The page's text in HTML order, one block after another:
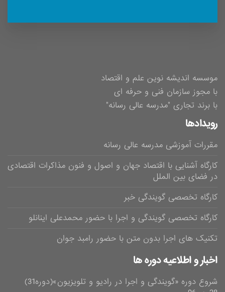
موسسه اندیشه نوین علم و اقتصاد
با مجوز سازمان فنی و حرفه ای
با برند تجاری "مدرسه عالی رسانه"
رویدادها
مقررات آموزشی مدرسه عالی رسانه
کارگاه آشنایی با اقتصاد جهان و اصول و فنون مذاکرات اقتصادی
در فضای بین الملل
کارگاه تخصصی گویندگی خبر
کارگاه تخصصی گویندگی و اجرا با حضور محمدعلی اینانلو
تکنیک های اجرا بدون متن با حضور رامبد جوان
اخبار و اطلاعیه دوره ها
شروع دوره «گویندگی و اجرا در رادیو و تلویزیون»(دوره31)